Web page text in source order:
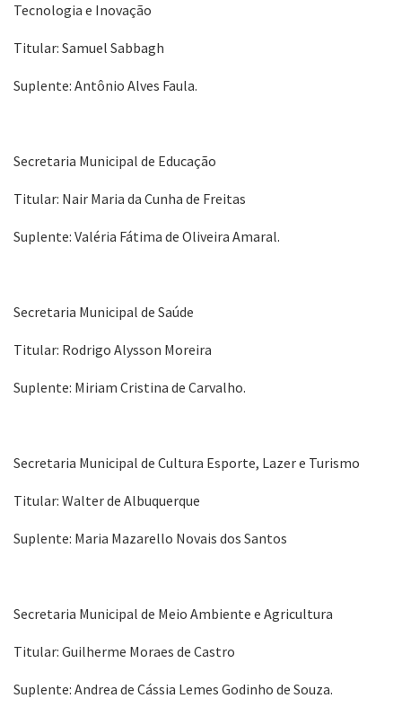
Tecnologia e Inovação
Titular: Samuel Sabbagh
Suplente: Antônio Alves Faula.
Secretaria Municipal de Educação
Titular: Nair Maria da Cunha de Freitas
Suplente: Valéria Fátima de Oliveira Amaral.
Secretaria Municipal de Saúde
Titular: Rodrigo Alysson Moreira
Suplente: Miriam Cristina de Carvalho.
Secretaria Municipal de Cultura Esporte, Lazer e Turismo
Titular: Walter de Albuquerque
Suplente: Maria Mazarello Novais dos Santos
Secretaria Municipal de Meio Ambiente e Agricultura
Titular: Guilherme Moraes de Castro
Suplente: Andrea de Cássia Lemes Godinho de Souza.